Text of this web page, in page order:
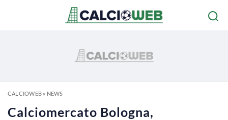
CALCIOWEB» NEWS
Calciomercato Bologna,